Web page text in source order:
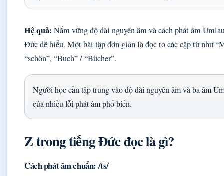
Hệ quả: Nắm vững độ dài nguyên âm và cách phát âm
Đức dễ hiểu. Một bài tập đơn giản là đọc to các cặp từ như
“schön”, “Buch” / “Bücher”.
Người học cần tập trung vào độ dài nguyên âm và ba âm
của nhiều lỗi phát âm phổ biến.
Z trong tiếng Đức đọc là gì?
Cách phát âm chuẩn: /ts/